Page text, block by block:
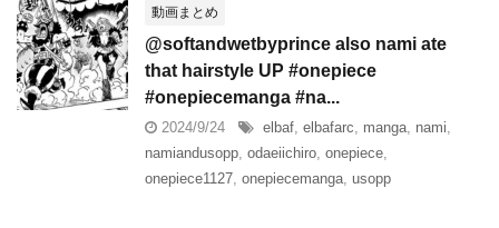
動画まとめ
@softandwetbyprince also nami ate
that hairstyle UP #onepiece
#onepiecemanga #na...
2024/9/24 elbaf, elbafarc, manga, nami,
namiandusopp, odaeiichiro, onepiece,
onepiece1127, onepiecemanga, usopp